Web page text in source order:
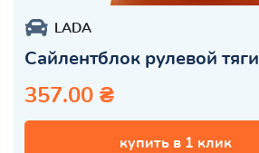
LADA
Сайлентблок рулевой тяги
357.00 ₴
купить в 1 клик